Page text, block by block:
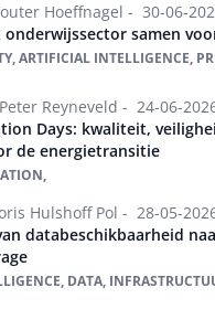
Hoeffnagel - 30-06-
onderwijssector samen
ARTIFICIAL INTELLIGENCE,
Peter Reyneveld - 24-06-
Days: kwaliteit,
de energietransitie
Hulshoff Pol - 28-05-
databeschikbaarheid
DATA,